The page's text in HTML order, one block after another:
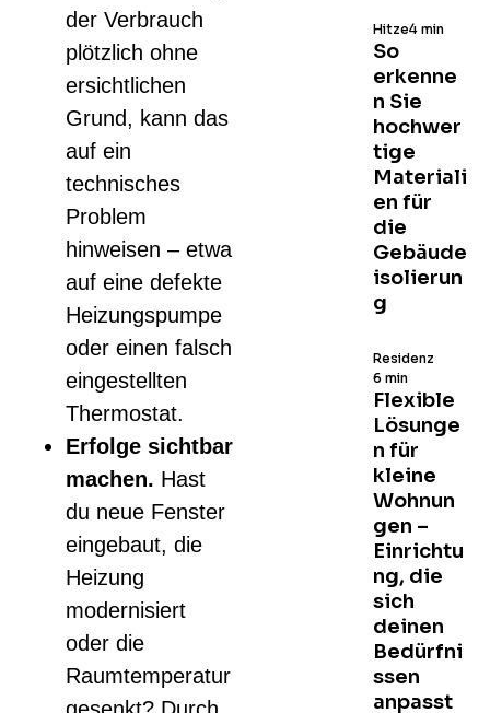
der Verbrauch
plötzlich ohne
ersichtlichen
Grund, kann das
auf ein
technisches
Problem
hinweisen – etwa
auf eine defekte
Heizungspumpe
oder einen falsch
eingestellten
Thermostat.
Erfolge sichtbar
machen. Hast
du neue Fenster
eingebaut, die
Heizung
modernisiert
oder die
Raumtemperatur
So
erkenne
n Sie
hochwer
tige
Materiali
en für
die
Gebäude
isolierun
g
Hitze4 min
Flexible
Lösunge
n für
kleine
Wohnun
gen –
Einrichtu
ng, die
sich
deinen
Bedürfni
ssen
anpasst
Residenz
6 min